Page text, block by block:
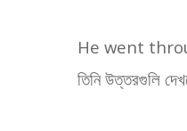
He went
তিনি উত্তরগুলি